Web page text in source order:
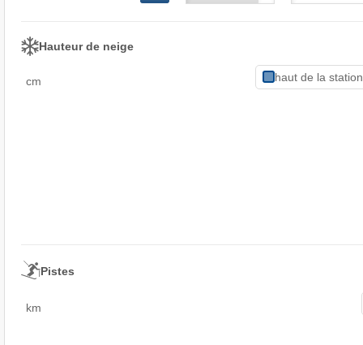
Hauteur de neige
cm haut de la station
Pistes
km